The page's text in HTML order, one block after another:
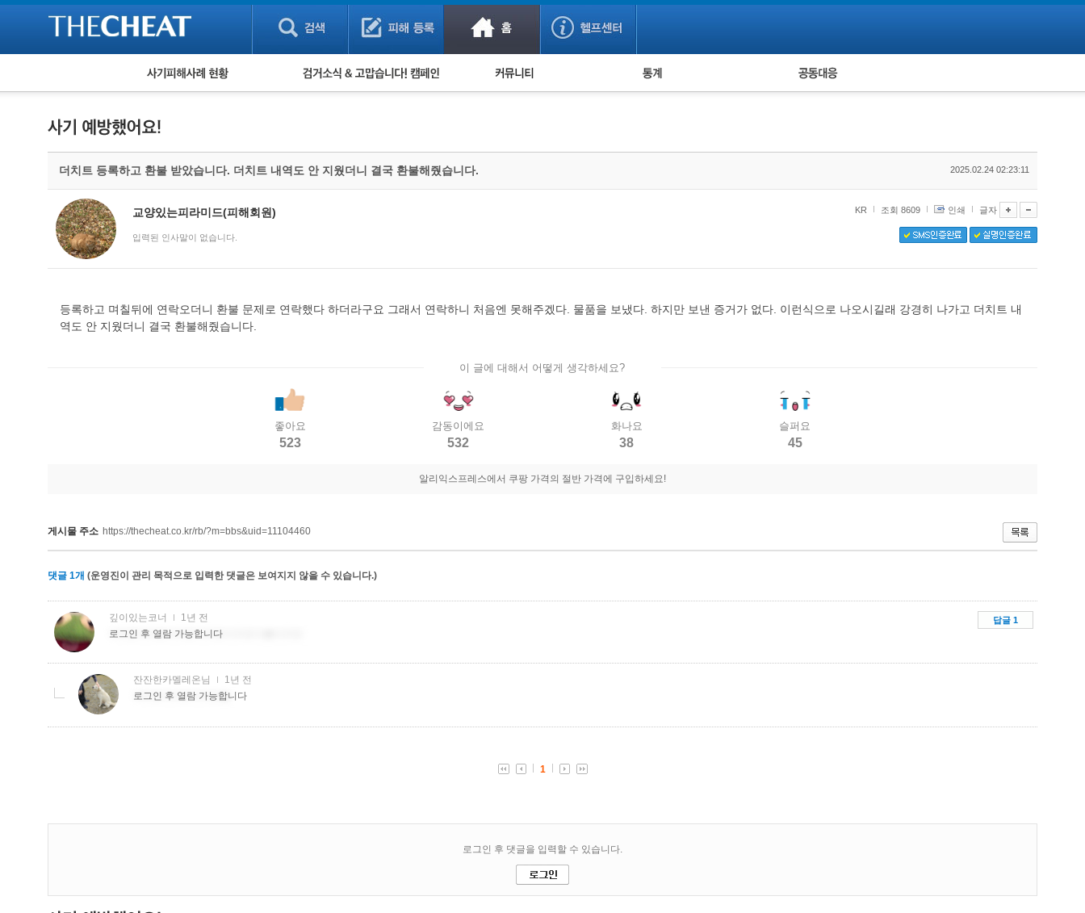
피해사례 현황
게임 · 비실물 피해사례
보이스피싱 피해사례
유해사이트 목록
비공개 피해사례
워킹홀리데이 피해사례
검거 소식 사기 예방했어요! 누적 피해사례 통계 피해자 공동대응
더치트 등록하고 환불 받았습니다. 더치트 내역도 안 지웠더니 결국 환불해줬습니다. 2025.02.24 02:23:11
교양있는피라미드(피해회원)
입력된 인사말이 없습니다.
KR 조회 8609 인쇄 글자
등록하고 며칠뒤에 연락오더니 환불 문제로 연락했다 하더라구요 그래서 연락하니 처음엔 못해주겠다. 물품을 보냈다. 하지만 보낸 증거가 없다. 이런식으로 나오시길래 강경히 나가고 더치트 내
역도 안 지웠더니 결국 환불해줬습니다.
이 글에 대해서 어떻게 생각하세요?
좋아요
523
감동이에요
532
화나요
38
슬퍼요
45
알리익스프레스에서 쿠팡 가격의 절반 가격에 구입하세요!
게시물 주소 https://thecheat.co.kr/rb/?m=bbs&uid=11104460
댓글 1개 (운영진이 관리 목적으로 입력한 댓글은 보여지지 않을 수 있습니다.)